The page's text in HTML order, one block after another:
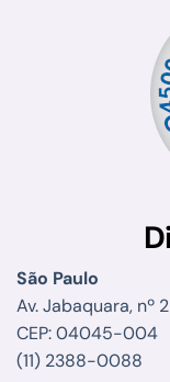
São Paulo
Av. Jabaquara, nº
CEP: 04045-004
(11) 2388-0088